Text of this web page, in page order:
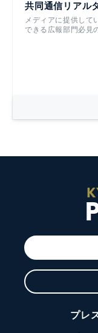
共同通信リアル
メディアに提供して
できる広報部門必見
プレ